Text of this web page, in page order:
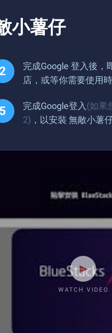
小薯仔
完成Google 登入後，
店，或等你需要使用
完成Google登入 (如果
2) ，以安裝 無敵小薯
WATCH VIDEO